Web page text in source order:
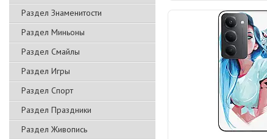
Раздел Знаменитости
Раздел Миньоны
Раздел Смайлы
Раздел Игры
Раздел Спорт
Раздел Праздники
Раздел Живопись